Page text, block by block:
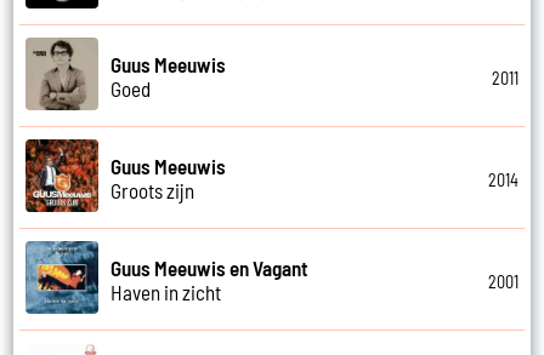
Guus Meeuwis
Goed
2011
Guus Meeuwis
Groots zijn
2014
Guus Meeuwis en Vagant
Haven in zicht
2001